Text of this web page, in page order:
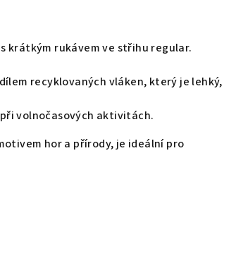
krátkým rukávem ve střihu regular.
recyklovaných vláken, který je lehký,
volnočasových aktivitách.
hor a přírody, je ideální pro